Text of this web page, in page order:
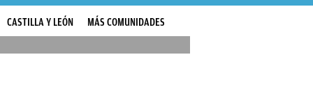
CASTILLA Y LEÓN
MÁS COMUNIDADES